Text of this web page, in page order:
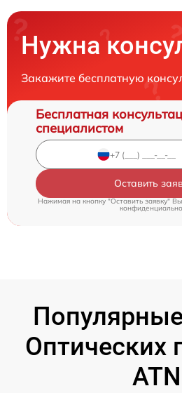
Нужна
Закажите бесплатную
Бесплатная
специалистом
Оставить
Нажимая на кнопку "Оставить заявку"
Оптических
ATN